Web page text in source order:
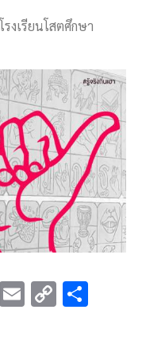
โรงเรียนโสตศึกษา
X E C